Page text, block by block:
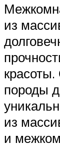
из
красоты.
породы
из
и